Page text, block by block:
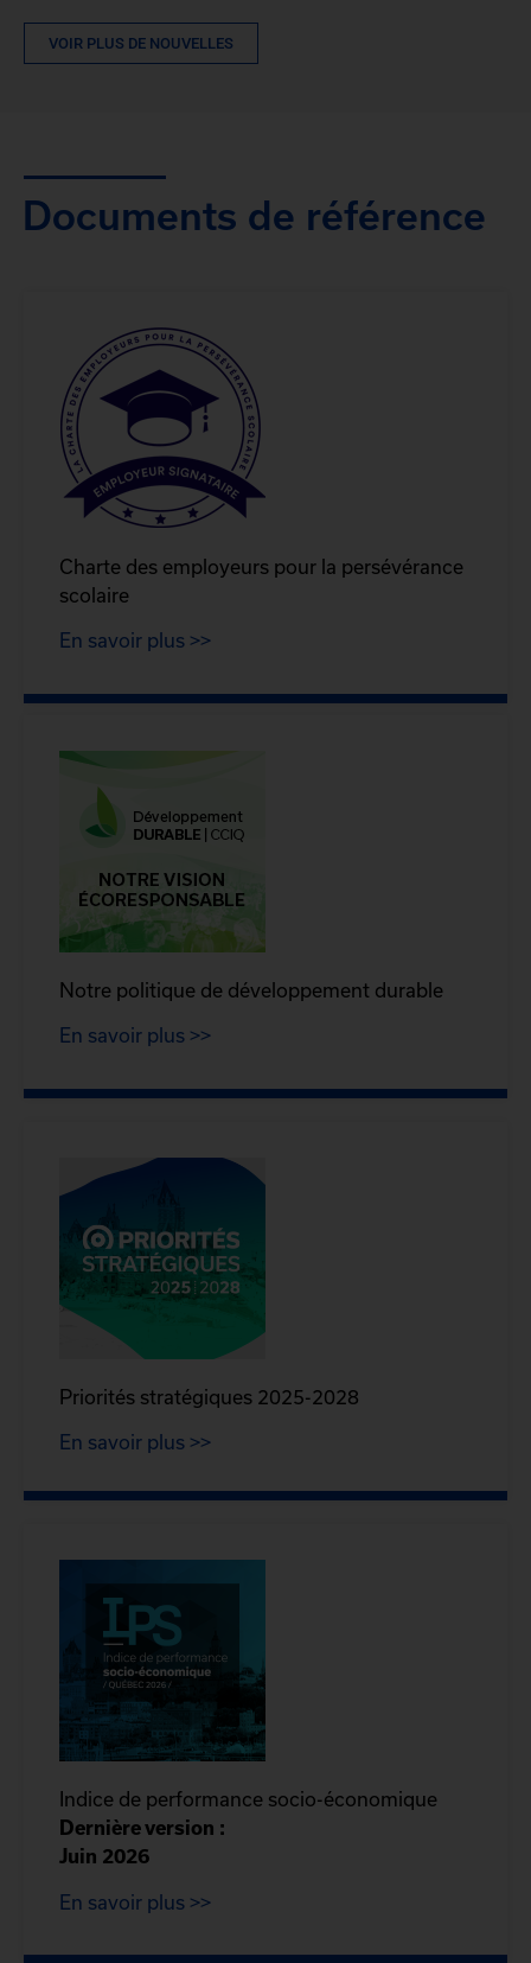
VOIR PLUS DE NOUVELLES
Documents de référence
Charte des employeurs pour la persévérance
scolaire
En savoir plus >>
Notre politique de développement durable
En savoir plus >>
Priorités stratégiques 2025-2028
En savoir plus >>
Indice de performance socio-économique
Dernière version :
Juin 2026
En savoir plus >>